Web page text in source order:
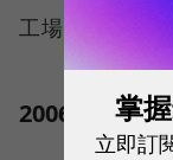
工場門市，是
2006年：搶
掌
立即訂